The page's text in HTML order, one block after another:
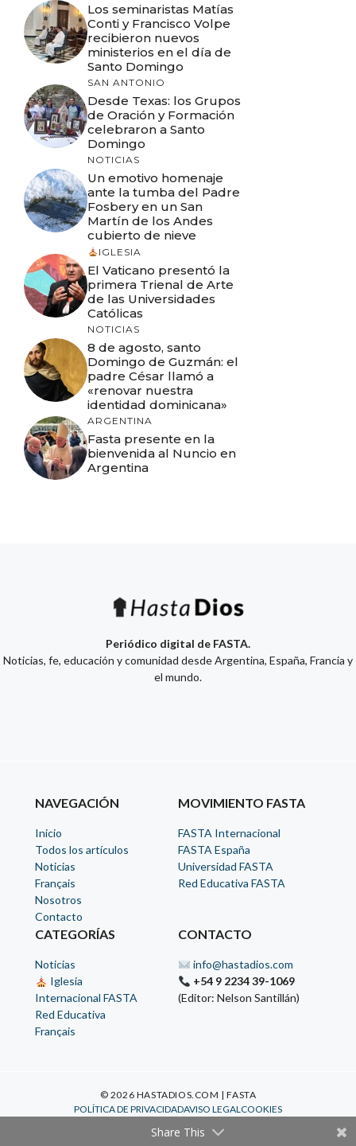
Los seminaristas Matías
Conti y Francisco Volpe
recibieron nuevos
ministerios en el día de
Santo Domingo
SAN ANTONIO
Desde Texas: los Grupos
de Oración y Formación
celebraron a Santo
Domingo
NOTICIAS
Un emotivo homenaje
ante la tumba del Padre
Fosbery en un San
Martín de los Andes
cubierto de nieve
IGLESIA
El Vaticano presentó la
primera Trienal de Arte
de las Universidades
Católicas
NOTICIAS
8 de agosto, santo
Domingo de Guzmán: el
padre César llamó a
«renovar nuestra
identidad dominicana»
ARGENTINA
Fasta presente en la
bienvenida al Nuncio en
Argentina
Periódico digital de FASTA.
Noticias, fe, educación y comunidad desde Argentina, España, Francia y
el mundo.
NAVEGACIÓN
Inicio
Todos los artículos
Noticias
Français
Nosotros
Contacto
MOVIMIENTO FASTA
FASTA Internacional
FASTA España
Universidad FASTA
Red Educativa FASTA
CATEGORÍAS
Noticias
Iglesia
Internacional FASTA
Red Educativa
Français
CONTACTO
info@hastadios.com
+54 9 2234 39-1069
(Editor: Nelson Santillán)
© 2026 HASTADIOS.COM | FASTA
POLÍTICA DE PRIVACIDADAVISO LEGALCOOKIES
Share This